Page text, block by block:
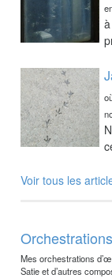
Voir tous les
Mes orchestrations
Satie et d’autres